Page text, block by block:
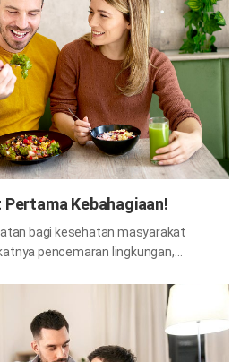
Kebahagiaan!
bagi kesehatan masyarakat
pencemaran lingkungan,
transportasi yang nyaman dan
dan sebagainya. Keterampilan medis
munculnya penyakit yang belum pernah
mutan juga merupakan salah satu